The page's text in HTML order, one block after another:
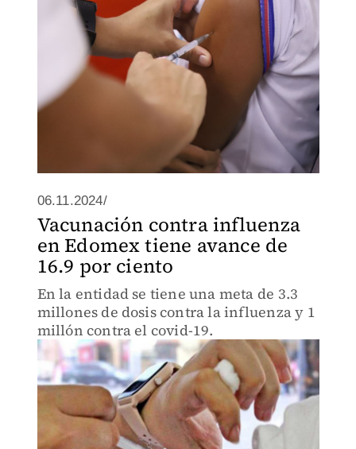
06.11.2024/
Vacunación contra influenza
en Edomex tiene avance de
16.9 por ciento
En la entidad se tiene una meta de 3.3
millones de dosis contra la influenza y 1
millón contra el covid-19.